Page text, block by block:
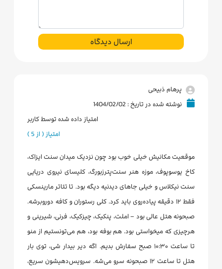
ارسال دیدگاه
پرهام ذبیحی
نوشته شده در تاریخ : 1404/02/02
امتیاز داده شده توسط کاربر
امتیاز ( از 5 )
موقعیت مکانیش خیلی خوب بود چون نزدیک میدان سنت ایزاک،
کاخ یوسوپوف، موزه هنر سنت‌پترزبورگ، کلیسای نیروی دریایی
سنت نیکلاس و خیلی جاهای دیدنیه دیگه بود. تا تئاتر مارینسکی
فقط ۱۲ دقیقه پیاده‌روی باید کرد. کلی رستوران و کافه دوروبرشه.
صبحونه هتل عالی بود – املت، پنکیک، چیزکیک، فرنی، شیرینی و
هرچیزی که میخواستی بود. هم بوفه بود، هم می‌تونستیم از منو
تا ساعت ۱۰:۳۰ صبح سفارش بدیم. اگه دیر بیدار شی، توی بار
هتل تا ساعت ۱۲ صبحونه سرو می‌شه. سرویس‌دهیشون سریع،